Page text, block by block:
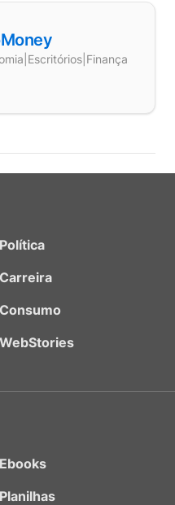
Escritórios Finanças
Política
Carreira
Consumo
WebStories
Ebooks
Planilhas